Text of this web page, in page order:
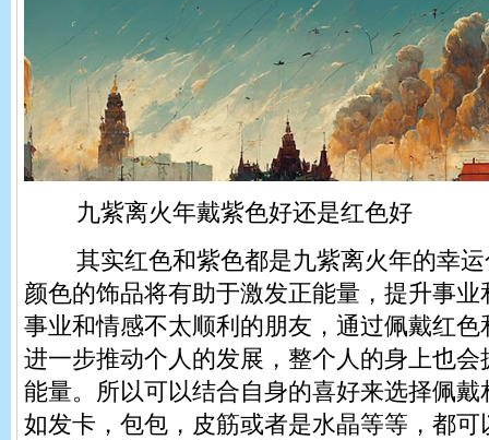
九紫离火年戴紫色好还是红色好
其实红色和紫色都是九紫离火年的幸运
颜色的饰品将有助于激发正能量，提升事
事业和情感不太顺利的朋友，通过佩戴红
进一步推动个人的发展，整个人的身上也
能量。所以可以结合自身的喜好来选择佩
如发卡，包包，皮筋或者是水晶等等，都